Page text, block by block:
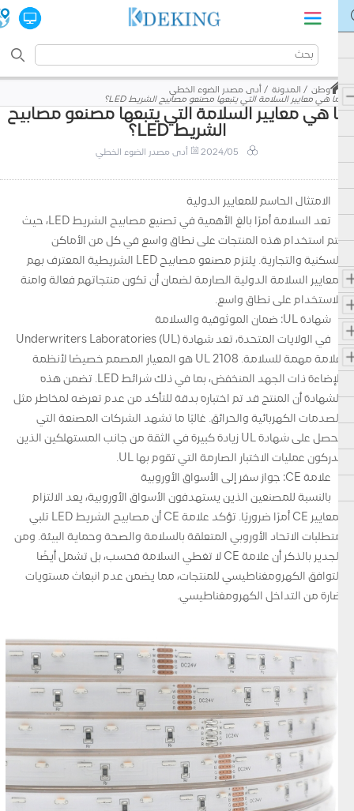
وطن المدونة
أدى مصدر الضوء الخطي
ما هي معايير السلامة التي يتبعها مصنعو مصابيح الشريط LED؟
هي معايير السلامة التي يتبعها مصنعو مصابيح
الشريط LED؟
2024/05 أدى مصدر الضوء الخطي
الامتثال الحاسم للمعايير الدولية
تعد السلامة أمرًا بالغ الأهمية في تصنيع مصابيح الشريط LED، حيث
يتم استخدام هذه المنتجات على نطاق واسع في كل من الأماكن
السكنية والتجارية. يلتزم مصنعو مصابيح LED الشريطية المعترف بهم
بمعايير السلامة الدولية الصارمة لضمان أن تكون منتجاتهم فعالة وآمنة
للاستخدام على نطاق واسع.
شهادة UL: ضمان الموثوقية والسلامة
في الولايات المتحدة، تعد شهادة Underwriters Laboratories (UL)
علامة مهمة للسلامة. UL 2108 هو المعيار المصمم خصيصًا لأنظمة
الإضاءة ذات الجهد المنخفض، بما في ذلك شرائط LED. تضمن هذه
الشهادة أن المنتج قد تم اختباره بدقة للتأكد من عدم تعرضه لمخاطر مثل
الصدمات الكهربائية والحرائق. غالبًا ما تشهد الشركات المصنعة التي
تحصل على شهادة UL زيادة كبيرة في الثقة من جانب المستهلكين الذين
يدركون عمليات الاختبار الصارمة التي تقوم بها UL.
علامة CE: جواز سفر إلى الأسواق الأوروبية
بالنسبة للمصنعين الذين يستهدفون الأسواق الأوروبية، يعد الالتزام
بمعايير CE أمرًا ضروريًا. تؤكد علامة CE أن مصابيح الشريط LED تلبي
متطلبات الاتحاد الأوروبي المتعلقة بالسلامة والصحة وحماية البيئة. ومن
الجدير بالذكر أن علامة CE لا تغطي السلامة فحسب، بل تشمل أيضًا
التوافق الكهرومغناطيسي للمنتجات، مما يضمن عدم انبعاث مستويات
ضارة من التداخل الكهرومغناطيسي.